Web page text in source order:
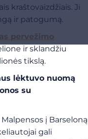
kraštovaizdžiais. Ji
ir patogumą.
pervežimo
ir sklandžiu
tikslą.
lėktuvo nuomą
su
į Barseloną
gali